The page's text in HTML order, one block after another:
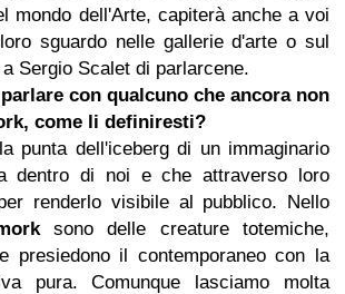
mondo dell'Arte, capiterà anche a voi
sguardo nelle gallerie d'arte o sul
Sergio Scalet di parlarcene.
con qualcuno che ancora non
come li definiresti?
punta dell'iceberg di un immaginario
dentro di noi e che attraverso loro
renderlo visibile al pubblico. Nello
sono delle creature totemiche,
presiedono il contemporaneo con la
pura. Comunque lasciamo molta